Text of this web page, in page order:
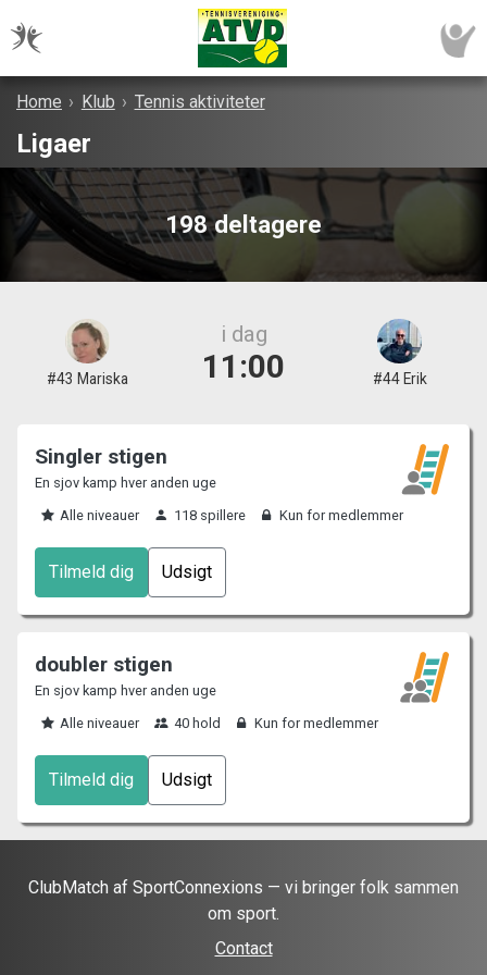
Home › Klub › Tennis aktiviteter
Ligaer
198 deltagere
#43 Mariska
i dag
11:00 #44 Erik
Singler stigen
En sjov kamp hver anden uge
Alle niveauer
118 spillere Kun for medlemmer
Tilmeld dig Udsigt
doubler stigen
En sjov kamp hver anden uge
Alle niveauer
40 hold Kun for medlemmer
Tilmeld dig Udsigt
ClubMatch af SportConnexions — vi bringer folk sammen
om sport.
Contact